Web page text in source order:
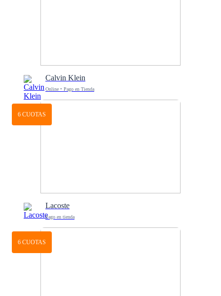
Calvin Klein
Online • Pago en Tienda
6 CUOTAS
Lacoste
Pago en tienda
6 CUOTAS